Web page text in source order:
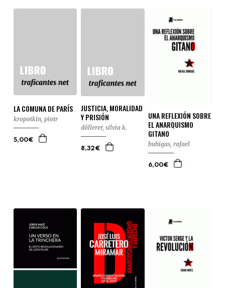
LA COMUNA DE PARÍS
kropotkin, piotr
5,00€
JUSTICIA, MORALIDAD
Y PRISIÓN
döllerer, silvia k.
8,32€
UNA REFLEXIÓN SOBRE
EL ANARQUISMO
GITANO
buhigas, rafael
6,00€